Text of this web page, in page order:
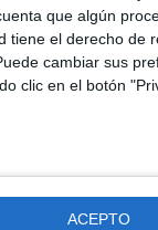
que algún
tiene el derecho de
cambiar sus
clic en el botón
ACEPTO
el técnico
bien,
la